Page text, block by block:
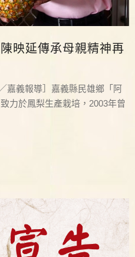
映延傳承母親精神再
嘉義報導］嘉義縣民雄鄉「阿
力於鳳梨生產栽培，2003年曾